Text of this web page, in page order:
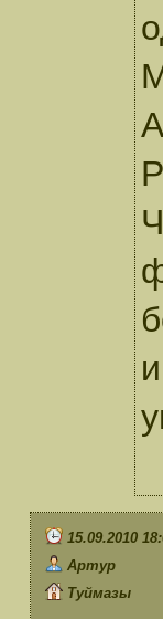
15.09.2010
Артур
Туймазы